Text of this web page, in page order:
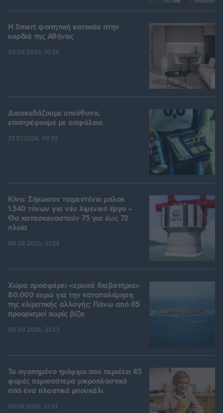
Η Smart φοιτητική κατοικία στην
καρδιά της Αθήνας
03.08.2026, 10:56
Διασκεδάζουμε υπεύθυνα,
επιστρέφουμε με ασφάλεια
29.07.2026, 09:39
Κίνα: Σήκωσαν τσιμεντένιο μπλοκ
1.540 τόνων για νέο λιμενικό έργο –
Θα κατασκευαστούν 75 για έως 72
πλοία
08.08.2026, 21:24
Χώρα προσφέρει «χρυσά διαβατήρια»
80.000 ευρώ για την καταπολέμηση
της κλιματικής αλλαγής: Πάνω από 85
προορισμοί χωρίς βίζα
08.08.2026, 21:23
Το αγαπημένο τρόφιμο που περιέχει 45
φορές περισσότερα μικροπλαστικά
από ένα πλαστικό μπουκάλι
09.08.2026, 13:01